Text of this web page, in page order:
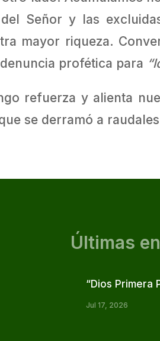
Señor y las
mayor riqueza.
profética para
refuerza y alienta
se derramó a
Últimas
“Dios Primera
Jul 17, 2026